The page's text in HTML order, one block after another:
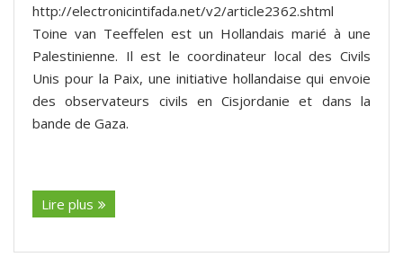
http://electronicintifada.net/v2/article2362.shtml
Toine van Teeffelen est un Hollandais marié à une
Palestinienne. Il est le coordinateur local des Civils
Unis pour la Paix, une initiative hollandaise qui envoie
des observateurs civils en Cisjordanie et dans la
bande de Gaza.
Lire plus